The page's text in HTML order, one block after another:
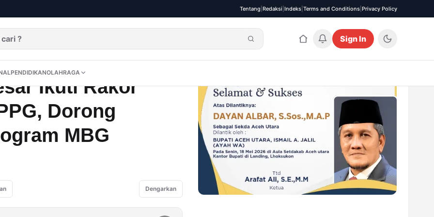
Tentang Redaksi Indeks Terms and Conditions Privacy Policy
OPININUSANTARAINTERNASIONALPENDIDIKANOLAHRAGA
Sign In
PENDIDIKANOLAHRAGA
SPPG, Dorong Pengawalan Program MBG
Ikuti Rakor
Dorong
MBG
Dengarkan